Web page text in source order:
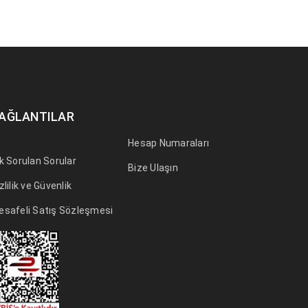
Sorulan Sorular
ve Güvenlik
Satış Sözleşmesi
Hesap Numaraları
Bize Ulaşın